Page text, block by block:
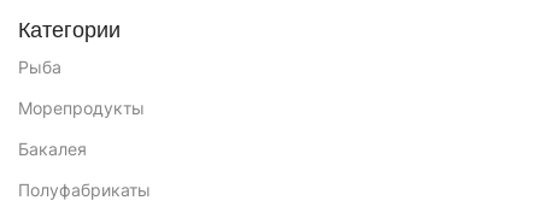
Категории
Рыба
Морепродукты
Бакалея
Полуфабрикаты